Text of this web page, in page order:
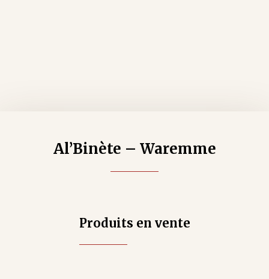
Al’Binète – Waremme
Produits en vente